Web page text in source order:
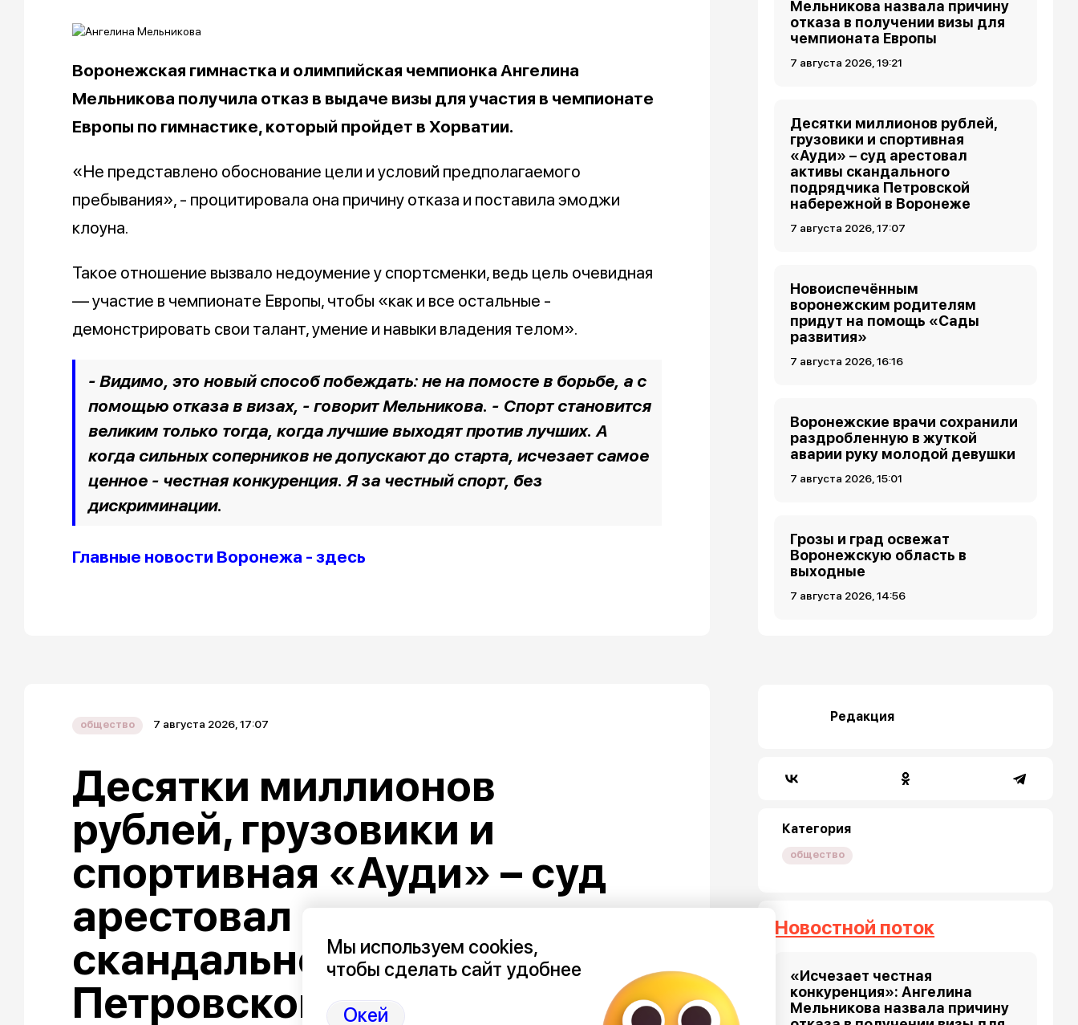
Воронежская гимнастка и олимпийская чемпионка Ангелина
Мельникова получила отказ в выдаче визы для участия в чемпионате
Европы по гимнастике, который пройдет в Хорватии.
«Не представлено обоснование цели и условий предполагаемого
пребывания», - процитировала она причину отказа и поставила эмоджи
клоуна.
Такое отношение вызвало недоумение у спортсменки, ведь цель очевидная
— участие в чемпионате Европы, чтобы «как и все остальные -
демонстрировать свои талант, умение и навыки владения телом».
- Видимо, это новый способ побеждать: не на помосте в борьбе, а с
помощью отказа в визах, - говорит Мельникова. - Спорт становится
великим только тогда, когда лучшие выходят против лучших. А
когда сильных соперников не допускают до старта, исчезает самое
ценное - честная конкуренция. Я за честный спорт, без
дискриминации.
Главные новости Воронежа - здесь
Мельникова назвала причину
отказа в получении визы для
чемпионата Европы
7 августа 2026, 19:21
Десятки миллионов рублей,
грузовики и спортивная
«Ауди» – суд арестовал
активы скандального
подрядчика Петровской
набережной в Воронеже
7 августа 2026, 17:07
Новоиспечённым
воронежским родителям
придут на помощь «Сады
развития»
7 августа 2026, 16:16
Воронежские врачи сохранили
раздробленную в жуткой
аварии руку молодой девушки
7 августа 2026, 15:01
Грозы и град освежат
Воронежскую область в
выходные
7 августа 2026, 14:56
общество 7 августа 2026, 17:07
Десятки миллионов
рублей, грузовики и
спортивная «Ауди» – суд
арестовал активы
скандального подрядчика
Петровской набережной в
Редакция
Категория
общество
Новостной поток
«Исчезает честная
конкуренция»: Ангелина
Мельникова назвала причину
Мы используем cookies,
чтобы сделать сайт удобнее
Окей